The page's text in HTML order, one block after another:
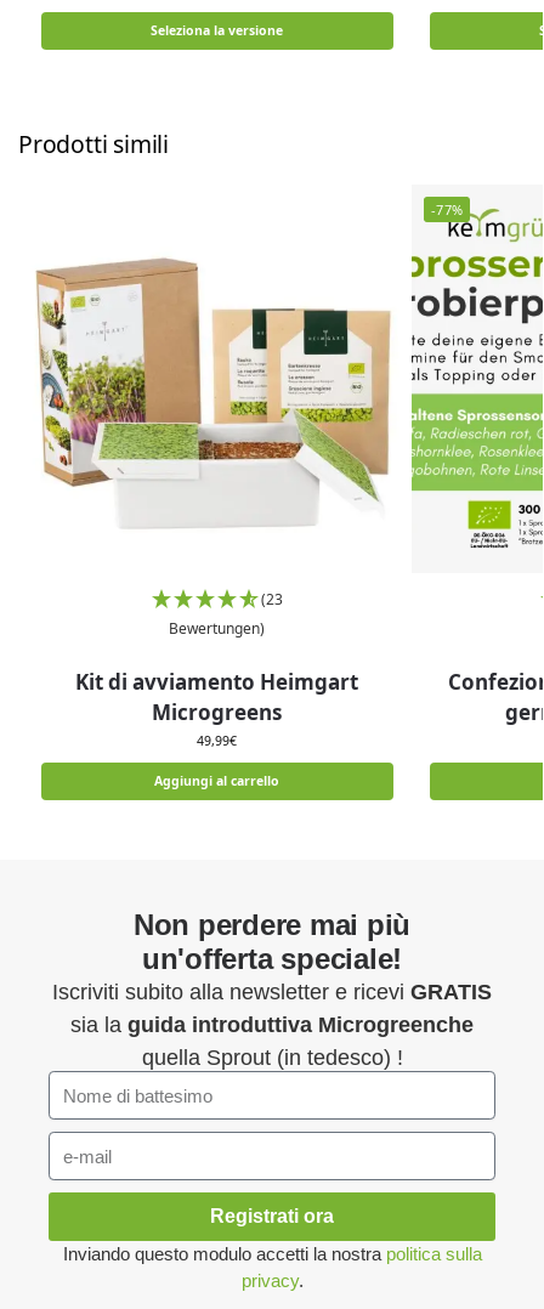
Seleziona la versione
Prodotti simili
(23
Bewertungen)
Kit di avviamento Heimgart
Microgreens
49,99€
Aggiungi al carrello
-77%
Non perdere mai più
un'offerta speciale!
Iscriviti subito alla newsletter e ricevi GRATIS
sia la guida introduttiva Microgreenche
quella Sprout (in tedesco) !
Registrati ora
Inviando questo modulo accetti la nostra politica sulla
privacy.